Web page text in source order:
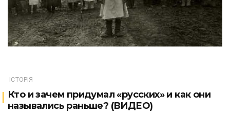
ІСТОРІЯ
Кто и зачем придумал «русских» и как они
назывались раньше? (ВИДЕО)